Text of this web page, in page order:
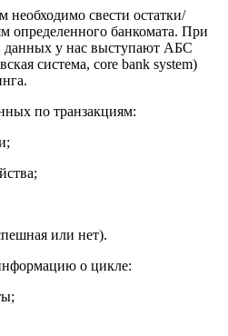
свести остатки/
определенного банкомата. При
данных у нас выступают АБС
система, core bank system)
по транзакциям:
или нет).
о цикле: